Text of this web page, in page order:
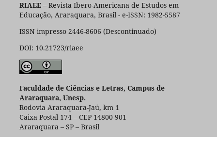
RIAEE– Revista Ibero-Americana de Estudos em
Educação, Araraquara, Brasil - e-ISSN: 1982-5587
ISSN impresso 2446-8606 (Descontinuado)
DOI: 10.21723/riaee
Faculdade de Ciências e Letras, Campus de
Araraquara, Unesp.
Rodovia Araraquara-Jaú, km 1
Caixa Postal 174 – CEP 14800-901
Araraquara – SP – Brasil